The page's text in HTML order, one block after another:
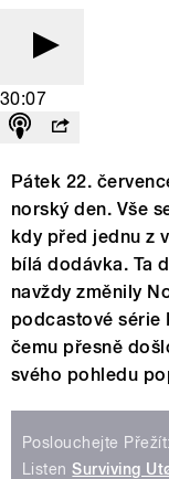
30:07
Pátek 22.
norský den. Vše
kdy před jednu z
bílá dodávka. Ta
navždy změnily
podcastové série
čemu přesně
svého pohledu
Poslouchejte
ListenSurviving